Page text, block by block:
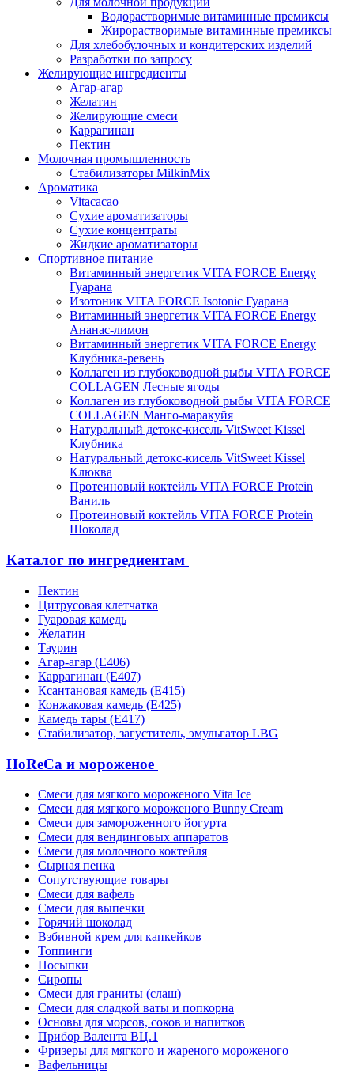
Водорастворимые витаминные премиксы
Жирорастворимые витаминные премиксы
Для хлебобулочных и кондитерских изделий
Разработки по запросу
Желирующие ингредиенты
Агар-агар
Желатин
Желирующие смеси
Каррагинан
Пектин
Молочная промышленность
Стабилизаторы MilkinMix
Ароматика
Vitacacao
Сухие ароматизаторы
Сухие концентраты
Жидкие ароматизаторы
Спортивное питание
Витаминный энергетик VITA FORCE Energy
Гуарана
Изотоник VITA FORCE Isotonic Гуарана
Витаминный энергетик VITA FORCE Energy
Ананас-лимон
Витаминный энергетик VITA FORCE Energy
Клубника-ревень
Коллаген из глубоководной рыбы VITA FORCE
COLLAGEN Лесные ягоды
Коллаген из глубоководной рыбы VITA FORCE
COLLAGEN Манго-маракуйя
Натуральный детокс-кисель VitSweet Kissel
Клубника
Натуральный детокс-кисель VitSweet Kissel
Клюква
Протеиновый коктейль VITA FORCE Protein
Ваниль
Протеиновый коктейль VITA FORCE Protein
Шоколад
Каталог по ингредиентам
Пектин
Цитрусовая клетчатка
Гуаровая камедь
Желатин
Таурин
Агар-агар (Е406)
Каррагинан (Е407)
Ксантановая камедь (Е415)
Конжаковая камедь (Е425)
Камедь тары (Е417)
Стабилизатор, загуститель, эмульгатор LBG
HoReCa и мороженое
Смеси для мягкого мороженого Vita Ice
Смеси для мягкого мороженого Bunny Cream
Смеси для замороженного йогурта
Смеси для вендинговых аппаратов
Смеси для молочного коктейля
Сырная пенка
Сопутствующие товары
Смеси для вафель
Смеси для выпечки
Горячий шоколад
Взбивной крем для капкейков
Топпинги
Посыпки
Сиропы
Смеси для граниты (слаш)
Смеси для сладкой ваты и попкорна
Основы для морсов, соков и напитков
Прибор Валента ВЦ.1
Фризеры для мягкого и жареного мороженого
Вафельницы